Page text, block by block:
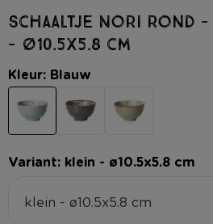
Schaaltje Nori rond
- ø10.5x5.8 cm
Kleur: Blauw
Variant: klein - ø10.5x5.8 cm
klein - ø10.5x5.8 cm